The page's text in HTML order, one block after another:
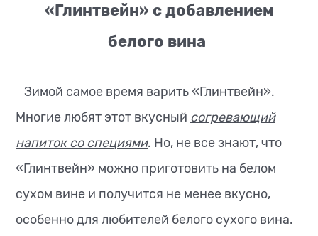
«Глинтвейн» с добавлением
белого вина
Зимой самое время варить «Глинтвейн».
Многие любят этот вкусный согревающий
напиток со специями. Но, не все знают, что
«Глинтвейн» можно приготовить на белом
сухом вине и получится не менее вкусно,
особенно для любителей белого сухого вина.